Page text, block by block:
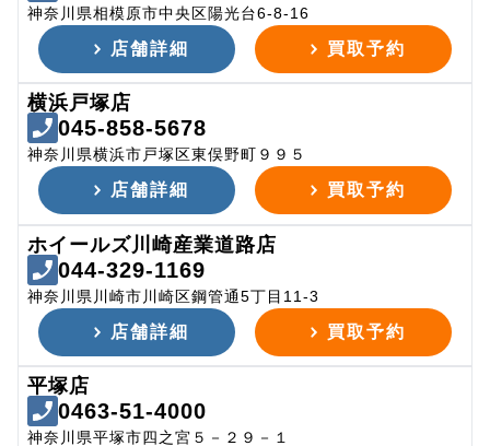
神奈川県相模原市中央区陽光台6-8-16
店舗詳細 買取予約
横浜戸塚店
045-858-5678
神奈川県横浜市戸塚区東俣野町９９５
店舗詳細 買取予約
ホイールズ川崎産業道路店
044-329-1169
神奈川県川崎市川崎区鋼管通5丁目11-3
店舗詳細 買取予約
平塚店
0463-51-4000
神奈川県平塚市四之宮５－２９－１